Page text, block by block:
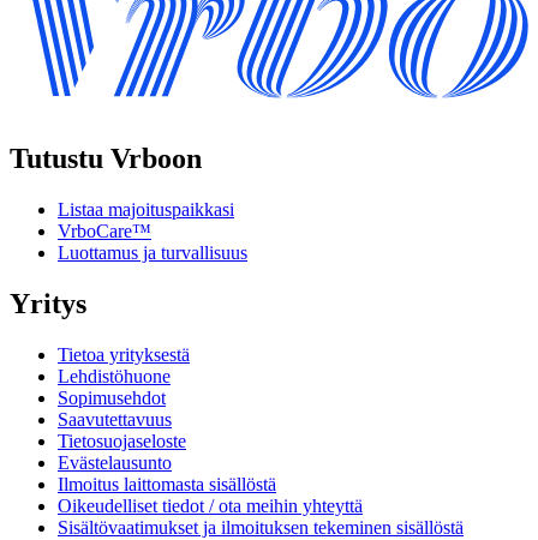
Tutustu Vrboon
Listaa majoituspaikkasi
VrboCare™
Luottamus ja turvallisuus
Yritys
Tietoa yrityksestä
Lehdistöhuone
Sopimusehdot
Saavutettavuus
Tietosuojaseloste
Evästelausunto
Ilmoitus laittomasta sisällöstä
Oikeudelliset tiedot / ota meihin yhteyttä
Sisältövaatimukset ja ilmoituksen tekeminen sisällöstä